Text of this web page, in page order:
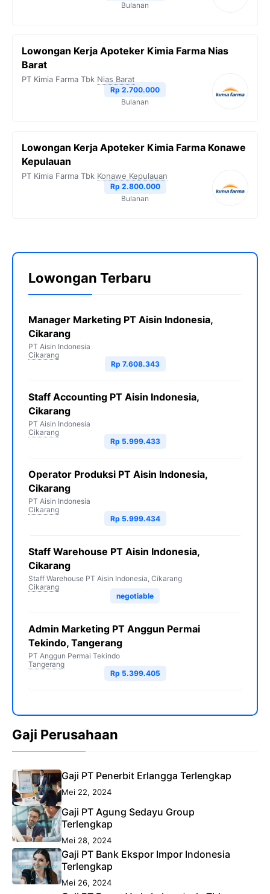
Bulanan
Lowongan Kerja Apoteker Kimia Farma Nias
Barat
PT Kimia Farma Tbk Nias Barat
Rp 2.700.000
Bulanan
Lowongan Kerja Apoteker Kimia Farma Konawe
Kepulauan
PT Kimia Farma Tbk Konawe Kepulauan
Rp 2.800.000
Bulanan
Lowongan Terbaru
Manager Marketing PT Aisin Indonesia,
Cikarang
PT Aisin Indonesia
Cikarang
Rp 7.608.343
Staff Accounting PT Aisin Indonesia,
Cikarang
PT Aisin Indonesia
Cikarang
Rp 5.999.433
Operator Produksi PT Aisin Indonesia,
Cikarang
PT Aisin Indonesia
Cikarang
Rp 5.999.434
Staff Warehouse PT Aisin Indonesia,
Cikarang
Staff Warehouse PT Aisin Indonesia, Cikarang
Cikarang
negotiable
Admin Marketing PT Anggun Permai
Tekindo, Tangerang
PT Anggun Permai Tekindo
Tangerang
Rp 5.399.405
Gaji Perusahaan
Gaji PT Penerbit Erlangga Terlengkap
Mei 22, 2024
Gaji PT Agung Sedayu Group
Terlengkap
Mei 28, 2024
Gaji PT Bank Ekspor Impor Indonesia
Terlengkap
Mei 26, 2024